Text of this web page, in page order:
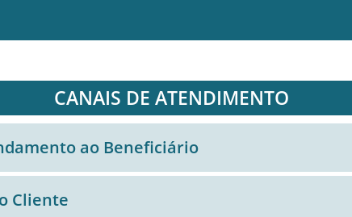
CANAIS DE ATENDIMENTO
ao Beneficiário
Cliente